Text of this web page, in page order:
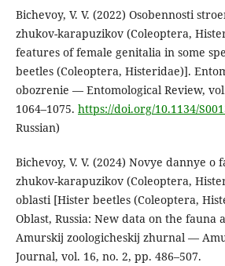
Bichevoy, V. V. (2022) Osobennosti
zhukov-karapuzikov (Coleoptera,
features of female genitalia in some
beetles (Coleoptera, Histeridae)].
obozrenie — Entomological Review,
1064–1075. https://doi.org/10.1134/
Russian)
Bichevoy, V. V. (2024) Novye dannye
zhukov-karapuzikov (Coleoptera,
oblasti [Hister beetles (Coleoptera,
Oblast, Russia: New data on the fauna
Amurskij zoologicheskij zhurnal —
Journal, vol. 16, no. 2, pp. 486–507.